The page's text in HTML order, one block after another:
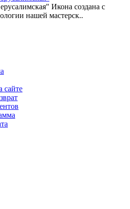
Икона создана с
нашей мастерск..
сайте